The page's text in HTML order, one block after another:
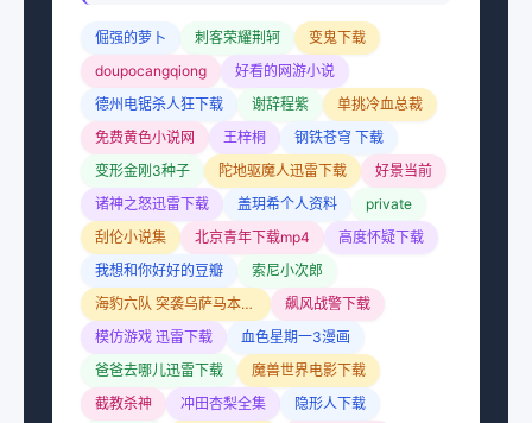
倔强的萝卜 刺客荣耀荆轲
变鬼下载
doupocangqiong
好看的网游小说
德州电锯杀人狂下载
谢辞程紫
单挑冷血总裁
免费黄色小说网
王梓桐
钢铁苍穹 下载
变形金刚3种子
陀地驱魔人迅雷下载
好景当前
诸神之怒迅雷下载
盖玥希个人资料
private
刮伦小说集
北京青年下载mp4
高度怀疑下载
我想和你好好的豆瓣
索尼小次郎
海豹六队 突袭乌萨马本拉登
飙风战警下载
模仿游戏 迅雷下载
血色星期一3漫画
爸爸去哪儿迅雷下载
魔兽世界电影下载
截教杀神
冲田杏梨全集
隐形人下载